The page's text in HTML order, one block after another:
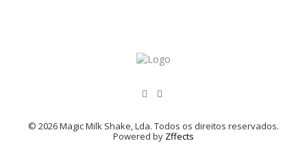
© 2026 Magic Milk Shake, Lda. Todos os direitos reservados.
Powered by Zffects